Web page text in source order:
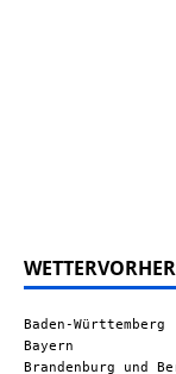
Baden-Württemberg
Bayern
Brandenburg und